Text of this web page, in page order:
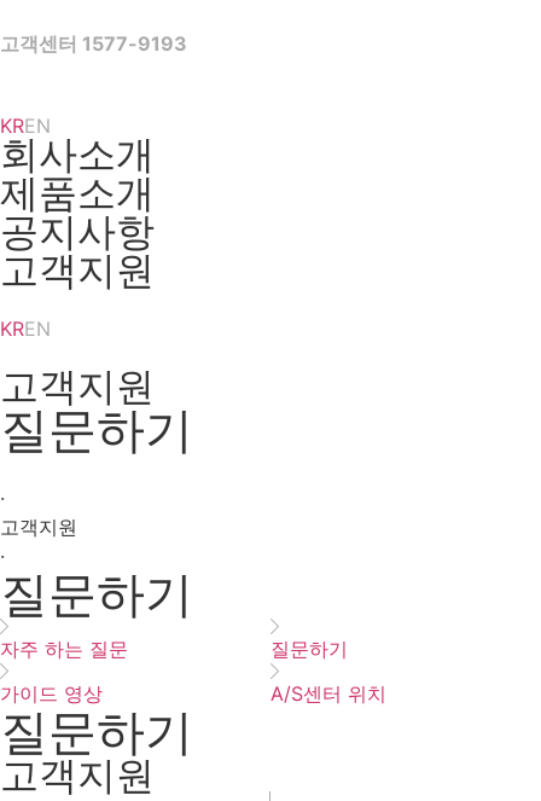
to
고객센터 1577-9193
KREN
회사소개
제품소개
공지사항
고객지원
KREN
고객지원
질문하기
·
고객지원
·
질문하기
자주 하는 질문
질문하기
가이드 영상
A/S센터 위치
질문하기
고객지원